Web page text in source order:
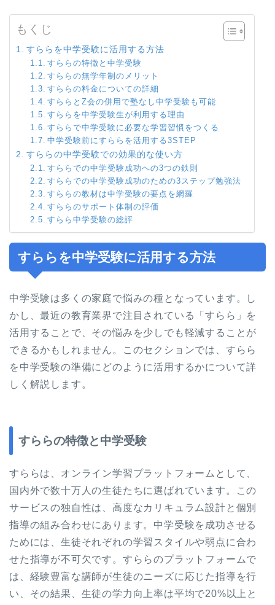
もくじ
すららを中学受験に活用する方法
すららの特徴と中学受験
すららの無学年制のメリット
すららの料金についての詳細
すららとZ会の併用で塾なし中学受験も可能
すららを中学受験生が利用する理由
すららで中学受験に必要な学習習慣をつくる
中学受験前にすららを活用する3STEP
すららの中学受験での効果的な使い方
すららでの中学受験成功への3つの鉄則
すららでの中学受験成功のための3ステップ勉強法
すららの教材は中学受験の要点を網羅
すららのサポート体制の評価
すらら中学受験の総評
すららを中学受験に活用する方法
中学受験は多くの家庭で悩みの種となっています。し
かし、最近の教育業界で注目されている「すらら」を
活用することで、その悩みを少しでも軽減することが
できるかもしれません。このセクションでは、すらら
を中学受験の準備にどのように活用するかについて詳
しく解説します。
すららの特徴と中学受験
すららは、オンライン学習プラットフォームとして、
国内外で数十万人の生徒たちに選ばれています。この
サービスの独自性は、高度なカリキュラム設計と個別
指導の組み合わせにあります。中学受験を成功させる
ためには、生徒それぞれの学習スタイルや弱点に合わ
せた指導が不可欠です。すららのプラットフォームで
は、経験豊富な講師が生徒のニーズに応じた指導を行
い、その結果、生徒の学力向上率は平均で20%以上と